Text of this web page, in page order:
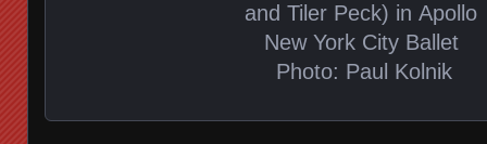
and Tiler Peck) in Apollo
New York City Ballet
Photo: Paul Kolnik